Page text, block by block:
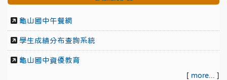
龜山國中午餐網
學生成績分布查詢系統
龜山國中資優教育
[ more... ]